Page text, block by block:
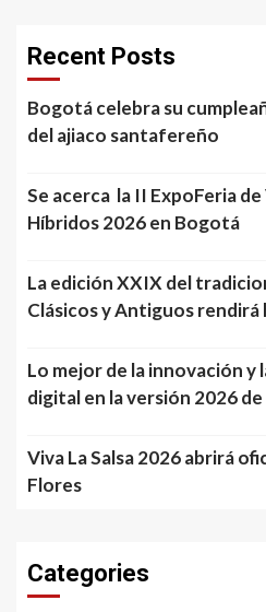
Recent Posts
Bogotá celebra su
del ajiaco santafereño
Se acerca la II ExpoFeria
Híbridos 2026 en Bogotá
La edición XXIX del
Clásicos y Antiguos rendirá
Lo mejor de la innovación
digital en la versión 2026 de
Viva La Salsa 2026 abrirá
Flores
Categories